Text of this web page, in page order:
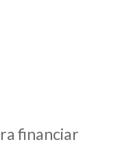
financiar